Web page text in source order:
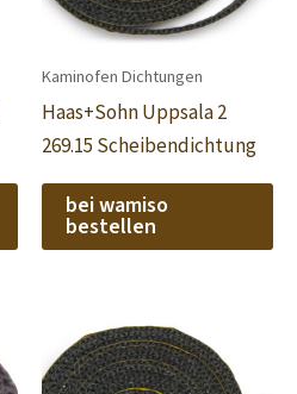
Kaminofen Dichtungen
Haas+Sohn Uppsala 2
269.15 Scheibendichtung
bei wamiso
bestellen